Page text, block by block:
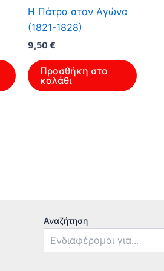
Η Πάτρα στον Αγώνα
(1821-1828)
Original
was:
15,20 €.
9,50€
τιμή
είναι:
9,50 €.
Προσθήκη στο
καλάθι
Αναζήτηση